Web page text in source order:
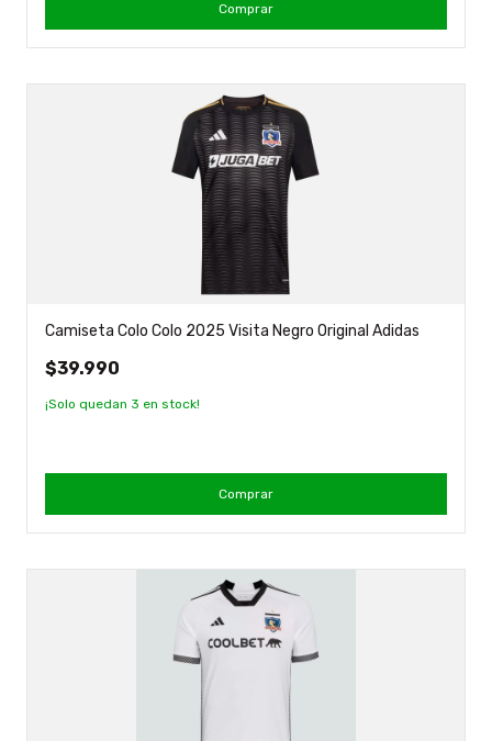
Comprar
Camiseta Colo Colo 2025 Visita Negro Original Adidas
$39.990
¡Solo quedan 3 en stock!
Comprar